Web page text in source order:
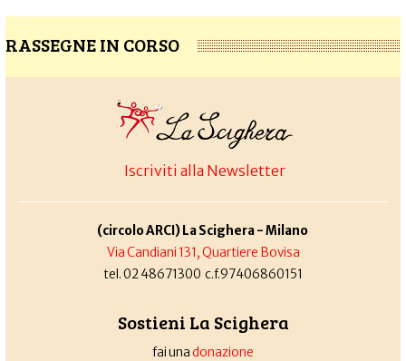
RASSEGNE IN CORSO
Iscriviti alla Newsletter
(circolo ARCI) La Scighera - Milano
Via Candiani 131, Quartiere Bovisa
tel. 02 48671300 c.f.97406860151
Sostieni La Scighera
fai unadonazione